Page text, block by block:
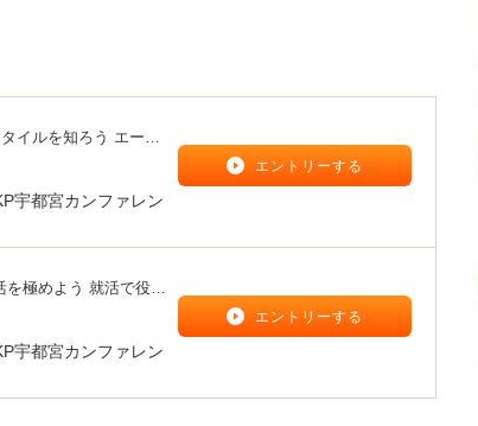
イルを知ろう エージ
宇都宮カンファレン
エントリーする
を極めよう 就活で役立
宇都宮カンファレン
エントリーする